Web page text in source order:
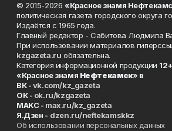
© 2015-2026 «Красное знамя
политическая газета городского округа
Издаётся с 1965 года.
Главный редактор - Сабитова Людмила
При использовании материалов
kzgazeta.ru обязательна.
Категория информационной продукции 12+
«Красное знамя Нефтекамск» в
ВК -vk.com/kz_gazeta
ОК - ok.ru/kzgazeta
MAKC - max.ru/kz_gazeta
Я.Дзен - dzen.ru/neftekamskkz
Об использовании персональных данных